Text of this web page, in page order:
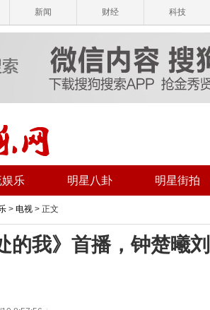
新闻 财经 科技
乐 明星八卦 明星街拍
> 电视 > 正文
的我》首播，钟楚曦